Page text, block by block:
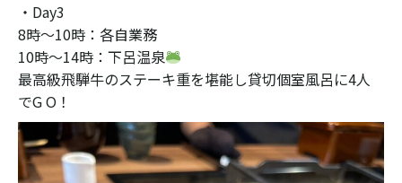
・Day3
8時〜10時：各自業務
10時〜14時：下呂温泉
最高級飛騨牛のステーキ重を堪能し貸切個室風呂に4人
でG O！